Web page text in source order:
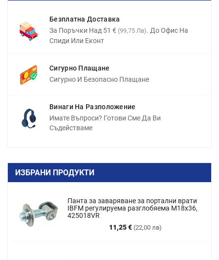
Безплатна Доставка
За Поръчки Над 51 € (99,75 Лв). До Офис На
Спиди Или Еконт
Сигурно Плащане
Сигурно И Безопасно Плащане
Винаги На Разположение
Имате Въпроси? Готови Сме Да Ви
Съдействаме
ИЗБРАНИ ПРОДУКТИ
Панта за заваряване за портални врати
IBFM регулируема разглобяема M18x36,
425018VR
11,25 € (22,00 лв)
Цена